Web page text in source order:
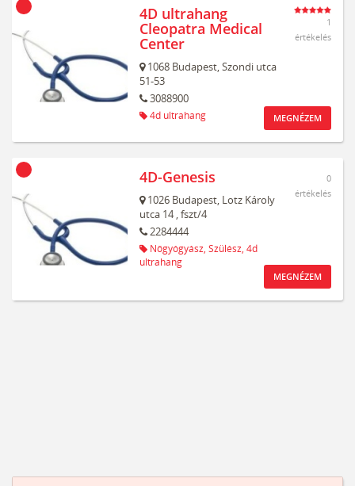
4D ultrahang
Cleopatra Medical
Center
1068 Budapest,Szondi utca
51-53
3088900
4d ultrahang
1
értékelés
MEGNÉZEM
4D-Genesis
1026 Budapest, Lotz Károly
utca 14, fszt/4
2284444
Nőgyógyász, Szülész, 4d
ultrahang
0
értékelés
MEGNÉZEM